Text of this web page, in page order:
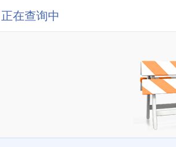
正在查询中